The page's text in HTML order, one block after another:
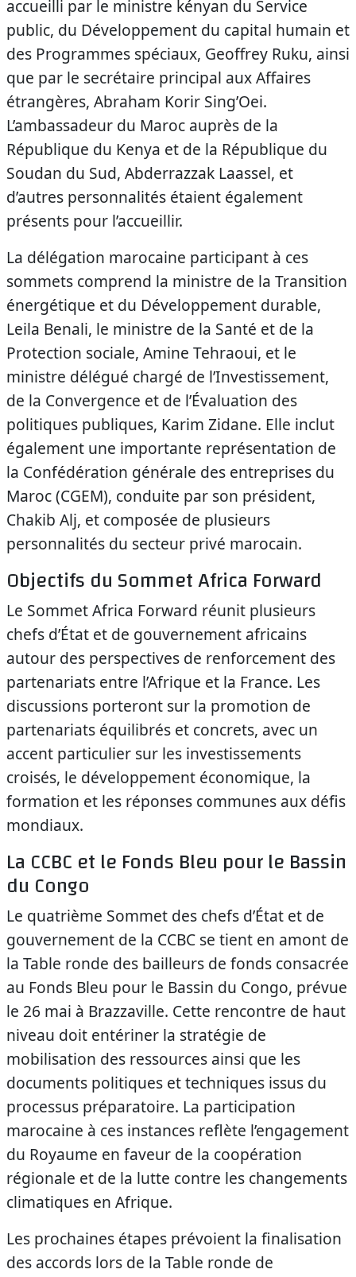
accueilli par le ministre kényan du Service
public, du Développement du capital humain et
des Programmes spéciaux, Geoffrey Ruku, ainsi
que par le secrétaire principal aux Affaires
étrangères, Abraham Korir Sing’Oei.
L’ambassadeur du Maroc auprès de la
République du Kenya et de la République du
Soudan du Sud, Abderrazzak Laassel, et
d’autres personnalités étaient également
présents pour l’accueillir.
La délégation marocaine participant à ces
sommets comprend la ministre de la Transition
énergétique et du Développement durable,
Leila Benali, le ministre de la Santé et de la
Protection sociale, Amine Tehraoui, et le
ministre délégué chargé de l’Investissement,
de la Convergence et de l’Évaluation des
politiques publiques, Karim Zidane. Elle inclut
également une importante représentation de
la Confédération générale des entreprises du
Maroc (CGEM), conduite par son président,
Chakib Alj, et composée de plusieurs
personnalités du secteur privé marocain.
Objectifs du Sommet Africa Forward
Le Sommet Africa Forward réunit plusieurs
chefs d’État et de gouvernement africains
autour des perspectives de renforcement des
partenariats entre l’Afrique et la France. Les
discussions porteront sur la promotion de
partenariats équilibrés et concrets, avec un
accent particulier sur les investissements
croisés, le développement économique, la
formation et les réponses communes aux défis
mondiaux.
La CCBC et le Fonds Bleu pour le Bassin
du Congo
Le quatrième Sommet des chefs d’État et de
gouvernement de la CCBC se tient en amont de
la Table ronde des bailleurs de fonds consacrée
au Fonds Bleu pour le Bassin du Congo, prévue
le 26 mai à Brazzaville. Cette rencontre de haut
niveau doit entériner la stratégie de
mobilisation des ressources ainsi que les
documents politiques et techniques issus du
processus préparatoire. La participation
marocaine à ces instances reflète l’engagement
du Royaume en faveur de la coopération
régionale et de la lutte contre les changements
climatiques en Afrique.
Les prochaines étapes prévoient la finalisation
des accords lors de la Table ronde de